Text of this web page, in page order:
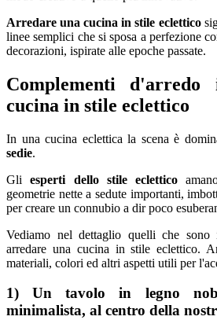
Arredare una cucina in stile eclettico
linee semplici che si sposa a perfezione
decorazioni, ispirate alle epoche passate.
Complementi
cucina in stile eclettico
In una cucina eclettica la scena è
sedie.
Gliesperti dello stile eclettico
geometrie nette a sedute importanti,
per creare un connubio a dir poco
Vediamo nel dettaglio quelli che
arredare una cucina in stile eclettico.
materiali, colori ed altri aspetti utili per
1) Un tavolo in legno
minimalista, al centro della